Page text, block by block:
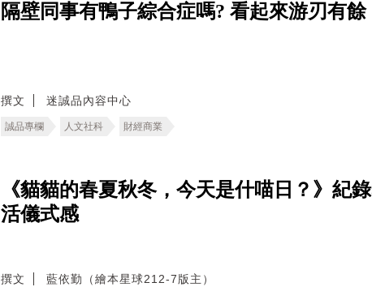
隔壁同事有鴨子綜合症嗎? 看起來游刃有餘
撰文 迷誠品內容中心
誠品專欄 人文社科 財經商業
《貓貓的春夏秋冬，今天是什喵日？》紀
活儀式感
撰文 藍依勤（繪本星球212-7版主）